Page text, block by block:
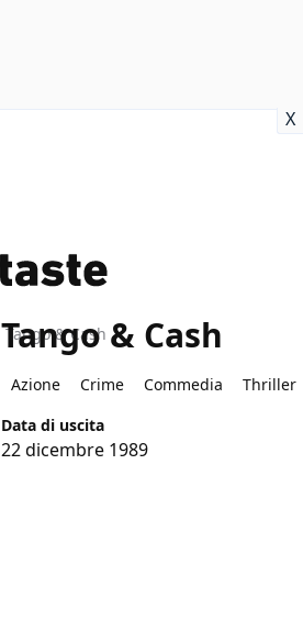
X
Tango & Cash
Tango & Cash
Azione Crime Commedia
Thriller
Data di uscita
22 dicembre 1989